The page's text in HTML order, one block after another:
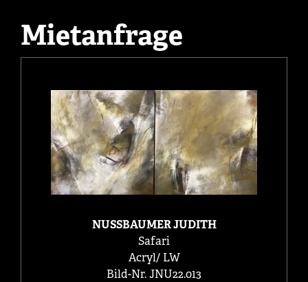
Mietanfrage
NUSSBAUMER JUDITH
Safari
Acryl/ LW
Bild-Nr. JNU22.013